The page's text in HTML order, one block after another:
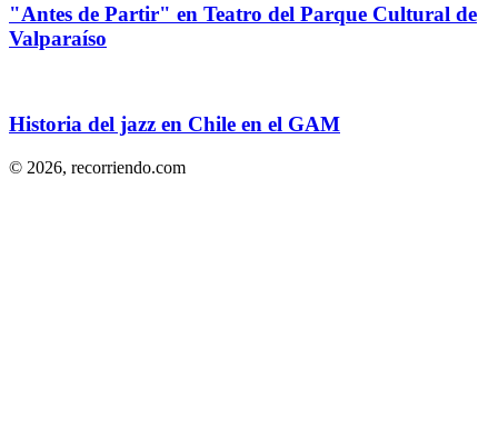
"Antes de Partir" en Teatro del Parque Cultural de
Valparaíso
Historia del jazz en Chile en el GAM
© 2026, recorriendo.com